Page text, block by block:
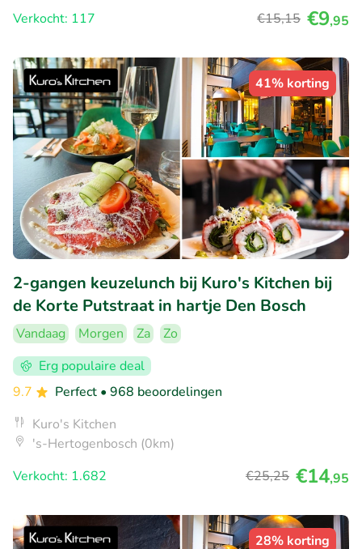
Verkocht: 117
€15,15 €9,95
41% korting
2-gangen keuzelunch bij Kuro's Kitchen bij
de Korte Putstraat in hartje Den Bosch
Vandaag Morgen Za
Zo
Erg populaire deal
9.7
Perfect • 968 beoordelingen
Kuro's Kitchen
's-Hertogenbosch (0km)
Verkocht: 1.682
€25,25 €14,95
28% korting